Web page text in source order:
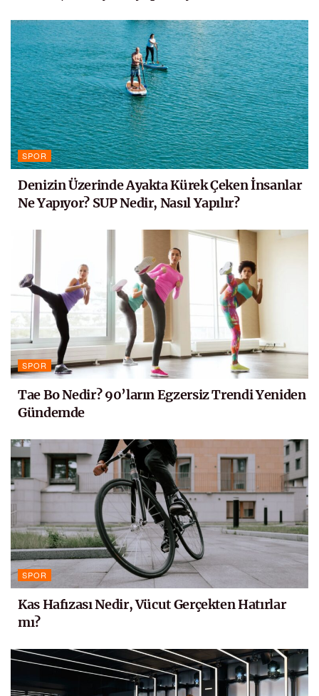
SPOR
Denizin Üzerinde Ayakta Kürek Çeken İnsanlar
Ne Yapıyor? SUP Nedir, Nasıl Yapılır?
SPOR
Tae Bo Nedir? 90’ların Egzersiz Trendi Yeniden
Gündemde
SPOR
Kas Hafızası Nedir, Vücut Gerçekten Hatırlar
mı?